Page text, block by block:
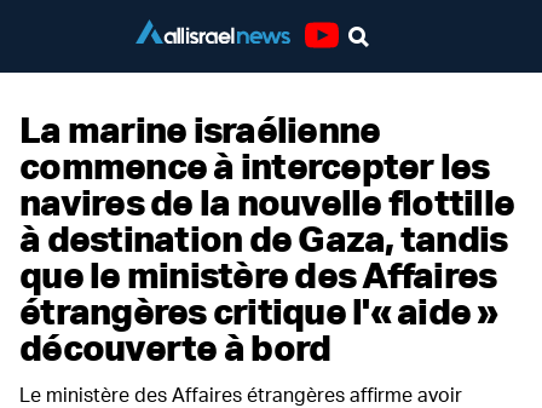
La marine israélienne
commence à intercepter les
navires de la nouvelle flottille
à destination de Gaza, tandis
que le ministère des Affaires
étrangères critique l'« aide »
découverte à bord
Le ministère des Affaires étrangères affirme avoir